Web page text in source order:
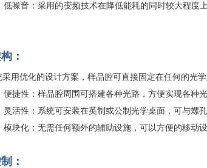
噪音：采用的变频技术在降低能耗的同时较大程度
：
采用优化的设计方案，样品腔可直接固定在任何的光
便捷性：样品腔周围可搭建各种光路，方便实现各种光
灵活性：系统可安装在英制或公制光学桌面，可与螺孔
模块化：无需任何额外的辅助设施，可以方便的移动设
：